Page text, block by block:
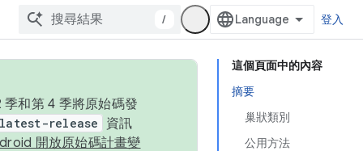
/ 登入
這個頁面中的內容
摘要
巢狀類別
公用方法
和第 4 季將原始碼發
release
資訊
開放原始碼計畫變